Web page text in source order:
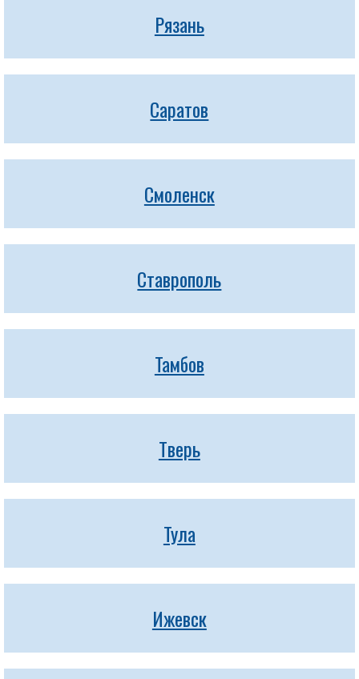
Рязань
Саратов
Смоленск
Ставрополь
Тамбов
Тверь
Тула
Ижевск